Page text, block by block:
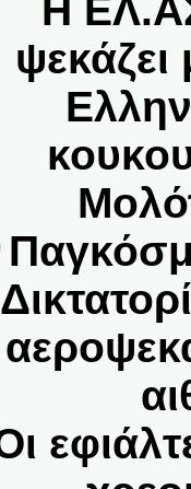
Η
ψεκάζει